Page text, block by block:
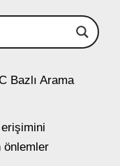
Bazlı Arama
önlemler